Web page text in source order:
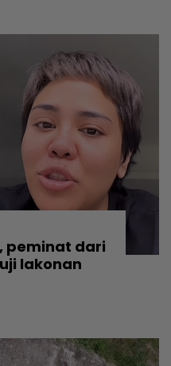
peminat dari
lakonan